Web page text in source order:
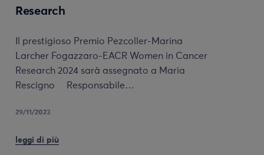
Research
Il prestigioso Premio Pezcoller-Marina
Larcher Fogazzaro-EACR Women in Cancer
Research 2024 sarà assegnato a Maria
Rescigno Responsabile…
29/11/2023
leggi di più